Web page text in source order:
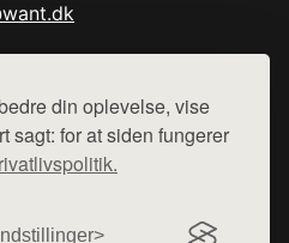
din oplevelse, vise
sagt: for at siden fungerer
Indstillinger
- vi henviser til de shops,